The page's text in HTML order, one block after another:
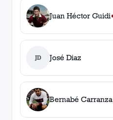
Juan Héctor Guidi
JD José Diaz
Bernabé Carranza